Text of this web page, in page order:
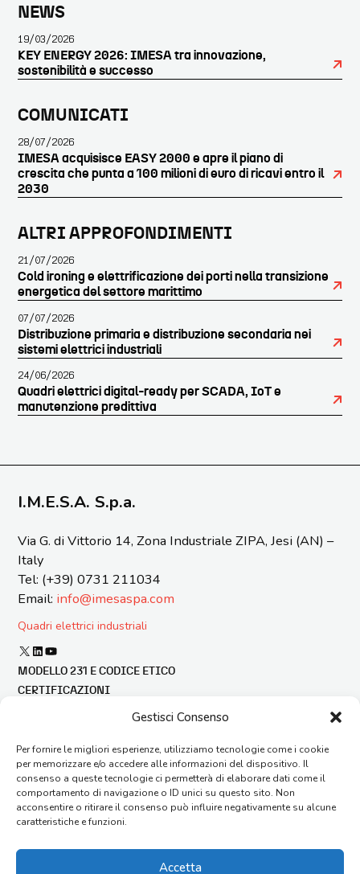
Gestisci Consenso
Per fornire le migliori esperienze, utilizziamo tecnologie come i cookie
per memorizzare e/o accedere alle informazioni del dispositivo. Il
consenso a queste tecnologie ci permetterà di elaborare dati come il
comportamento di navigazione o ID unici su questo sito. Non
acconsentire o ritirare il consenso può influire negativamente su alcune
caratteristiche e funzioni.
Accetta
BARRA
LATERALE
PRIMARIA
NEWS
19/03/2026
KEY ENERGY 2026: IMESA tra innovazione,
sostenibilità e successo
COMUNICATI
28/07/2026
IMESA acquisisce EASY 2000 e apre il piano di
crescita che punta a 100 milioni di euro di ricavi entro il
2030
ALTRI APPROFONDIMENTI
21/07/2026
Cold ironing e elettrificazione dei porti nella transizione
energetica del settore marittimo
07/07/2026
Distribuzione primaria e distribuzione secondaria nei
sistemi elettrici industriali
24/06/2026
Quadri elettrici digital-ready per SCADA, IoT e
manutenzione predittiva
I.M.E.S.A. S.p.a.
Via G. di Vittorio 14, Zona Industriale ZIPA, Jesi (AN) –
Italy
Tel: (+39) 0731 211034
Email: info@imesaspa.com
Quadri elettrici industriali
X LinkedIn YouTube
MODELLO 231 E CODICE ETICO
CERTIFICAZIONI
BILANCIO DI SOSTENIBILITÀ
SEGNALAZIONE ILLECITI
CONDIZIONI GENERALI DI FORNITURA
CONTATTI
AGENTI
FAQ
LAVORA CON NOI